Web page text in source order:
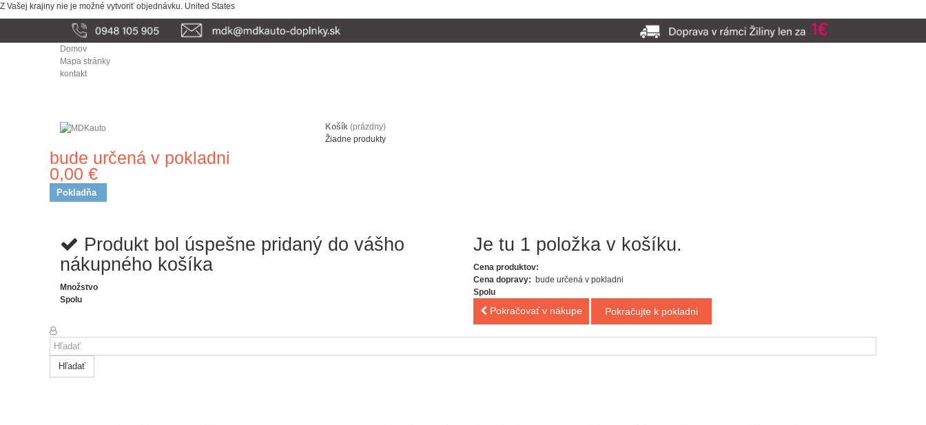
Z Vašej krajiny nie je možné vytvoriť objednávku. United States
Domov
Mapa stránky
kontakt
Košík (prázdny)
Žiadne produkty
bude určená v pokladni
0,00 €
Pokladňa
Produkt bol úspešne pridaný do vášho
nákupného košíka
Množstvo
Spolu
Je tu 1 položka v košíku.
Cena produktov:
Cena dopravy: bude určená v pokladni
Spolu
Pokračovať v nákupe Pokračujte k pokladni
Hľadať